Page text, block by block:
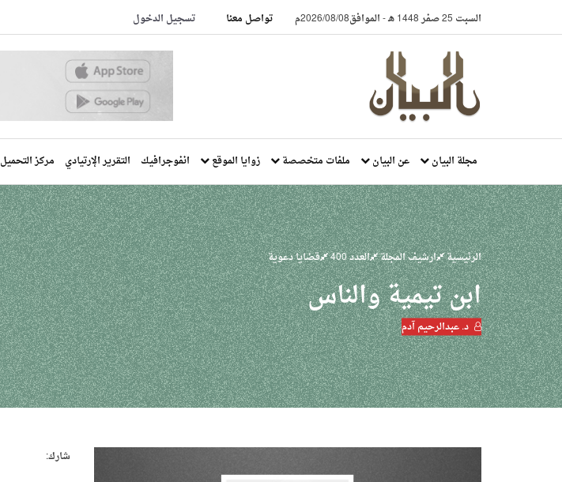
السبت 25 صفر 1448 هـ -الموافق2026/08/08م تواصل معنا تسجيل الدخول
مجلة البيان عن البيان ملفات متخصصة زوايا الموقع انفوجرافيك التقرير الإرتيادي مركز التحميل
الرئيسية ارشيف المجلة العدد 400 قضايا دعوية
ابن تيمية والناس
د. عبدالرحيم آدم
شارك: